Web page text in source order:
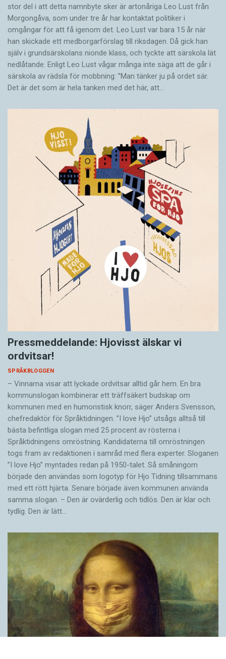
stor del i att detta namnbyte sker är artonåriga Leo Lust från
Morgongåva, som under tre år har kontaktat politiker i
omgångar för att få igenom det. Leo Lust var bara 15 år när
han skickade ett medborgarförslag till riksdagen. Då gick han
själv i grundsärskolans nionde klass, och tyckte att särskola lät
nedlåtande. Enligt Leo Lust vågar många inte säga att de går i
särskola av rädsla för mobbning: ”Man tänker ju på ordet sär.
Det är det som är hela tanken med det här, att…
Pressmeddelande: Hjovisst älskar vi
ordvitsar!
SPRÅKBLOGGEN
– Vinnarna visar att lyckade ordvitsar alltid går hem. En bra
kommunslogan kombinerar ett träffsäkert budskap om
kommunen med en humoristisk knorr, säger Anders Svensson,
chefredaktör för Språktidningen. ”I love Hjo” utsågs alltså till
bästa befintliga slogan med 25 procent av rösterna i
Språktidningens omröstning. Kandidaterna till omröstningen
togs fram av redaktionen i samråd med flera experter. Sloganen
”I love Hjo” myntades redan på 1950-talet. Så småningom
började den användas som logotyp för Hjo Tidning tillsammans
med ett rött hjärta. Senare började även kommunen använda
samma slogan. – Den är ovärderlig och tidlös. Den är klar och
tydlig. Den är lätt…